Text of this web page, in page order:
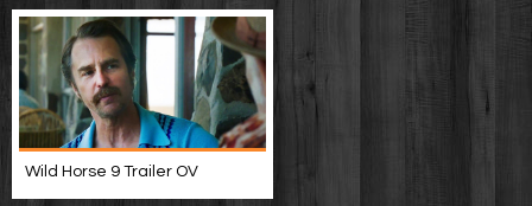
Wild Horse 9 Trailer OV